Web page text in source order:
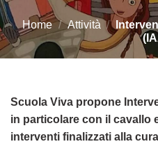
Home / Attività /
Scuola Viva propone
in particolare con il cavallo
interventi finalizzati alla